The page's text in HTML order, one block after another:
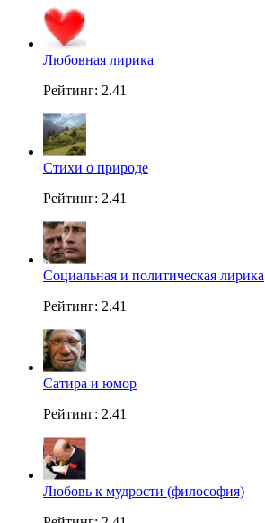
Любовная лирика
Рейтинг: 2.41
Стихи о природе
Рейтинг: 2.41
Социальная и политическая лирика
Рейтинг: 2.41
Сатира и юмор
Рейтинг: 2.41
Любовь к мудрости (философия)